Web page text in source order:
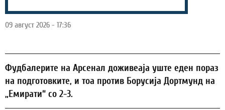
09 август 2026 - 17:36
Фудбалерите на Арсенал доживеаја уште еден пораз
на подготовките, и тоа против Борусија Дортмунд на
„Емирати“ со 2-3.